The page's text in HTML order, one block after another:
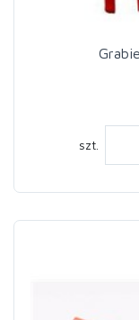
szt.